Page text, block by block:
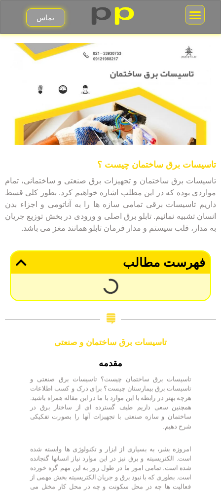
تماس
تاسیسات برق ساختمان چیست ؟
تاسیسات برق ساختمان و تجهیزات برق صنعتی و ساختمانی، تمام
مواردی بوده که در این مطلب اشاره خواهیم کرد. بطور کلی قسط
داریم تاسیسات برقی تمامی سازه ها را به آناتومی و اجزاء بدن
انسان تشبیه نمائیم. تابلو برق اصلی و ورودی در بخش توزیع جریان
به مدار، قلب سیستم و مدار فرمان تابلو همانند مغز می باشد.
فهرست مطالب
تاسیسات برق ساختمان و صنعتی
مقدمه
تاسیسات برق ساختمان چیست؟ تاسیسات برق صنعتی و
تاسیسات برق بیمارستان چیست؟ برای درک و کسب اطلاعات
هرچه بهتر در رابطه با این موارد با ما در این مقاله همراه باشید.
همچنین سعی داریم طیف گسترده ای از ساختار برق در
ساختمان و سازه صنعتی با تجهیزات آنها را بصورت تفکیکی
شرح دهیم.
امروزه بشر، به بسیاری از ابزار و تکنولوژی ها وابسته شده
است. الکتریسیته و برق نیز در این موارد نیاز انسانها گنجانده
شده است. تمامی امور ما در طول روز به این مهم گره خورده
است. بطوری که با نبود برق و جریان الکتریسیته بخش مهمی از
فعالیت ها چه در محل سکونت و چه در محل کار مختل می